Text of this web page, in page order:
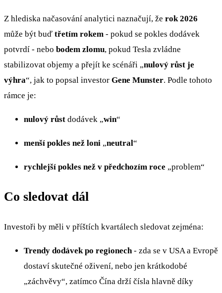
Z hlediska načasování analytici naznačují, že rok 2026
může být buď třetím rokem - pokud se pokles dodávek
potvrdí - nebo bodem zlomu, pokud Tesla zvládne
stabilizovat objemy a přejít ke scénáři „nulový růst je
výhra“, jak to popsal investor Gene Munster. Podle tohoto
rámce je:
nulový růst dodávek „win“
menší pokles než loni „neutral“
rychlejší pokles než v předchozím roce „problem“
Co sledovat dál
Investoři by měli v příštích kvartálech sledovat zejména:
Trendy dodávek po regionech - zda se v USA a Evropě
dostaví skutečné oživení, nebo jen krátkodobé
„záchvěvy“, zatímco Čína drží čísla hlavně díky